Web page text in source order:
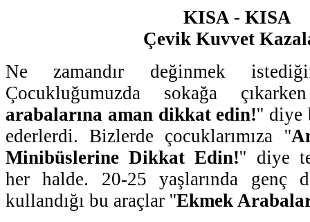
KISA - KISA
Çevik Kuvvet
Ne zamandır değinmek
Çocukluğumuzda sokağa
arabalarına aman dikkat edin!'' diye
ederlerdi. Bizlerde çocuklarımıza ''
Minibüslerine Dikkat Edin!'' diye
her halde. 20-25 yaşlarında genç
kullandığı bu araçlar ''Ekmek